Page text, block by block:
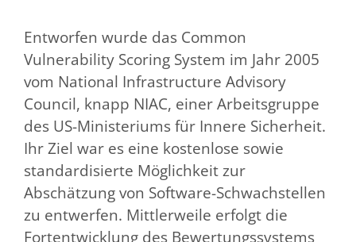
Entworfen wurde das Common
Vulnerability Scoring System im Jahr 2005
vom National Infrastructure Advisory
Council, knapp NIAC, einer Arbeitsgruppe
des US-Ministeriums für Innere Sicherheit.
Ihr Ziel war es eine kostenlose sowie
standardisierte Möglichkeit zur
Abschätzung von Software-Schwachstellen
zu entwerfen. Mittlerweile erfolgt die
Fortentwicklung des Bewertungssystems